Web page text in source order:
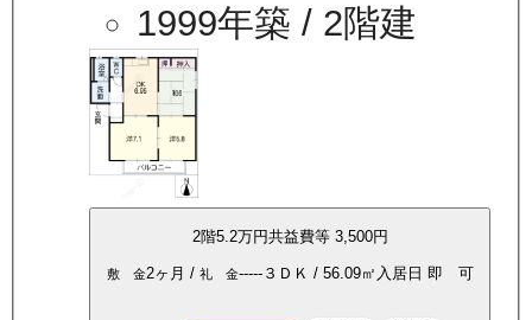
1999年築 / 2階建
2階5.2万円共益費等 3,500円
敷 金2ヶ月 / 礼 金-----３ＤＫ / 56.09㎡ 入居日 即 可